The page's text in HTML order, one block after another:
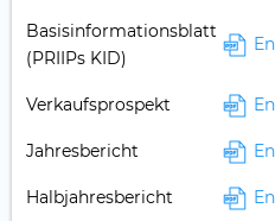
Basisinformationsblatt
(PRIIPs KID)
Verkaufsprospekt
Jahresbericht
Halbjahresbericht